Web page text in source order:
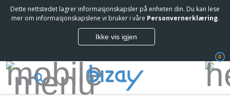
Dette nettstedet lagrer informasjonskapsler på enheten din. Du kan lese
mer om informasjonskapslene vi bruker i våre Personvernerklæring.
Ikke vis igjen
0